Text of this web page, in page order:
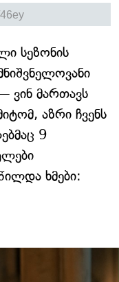
სეზონის
ვინ მართავს
აზრი ჩვენს
9
ხმები: